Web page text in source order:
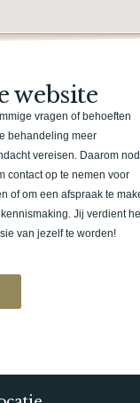
website
vragen of behoeften
behandeling meer
vereisen. Daarom
contact op te nemen voor
of om een afspraak te
Jij verdient
van jezelf te worden!